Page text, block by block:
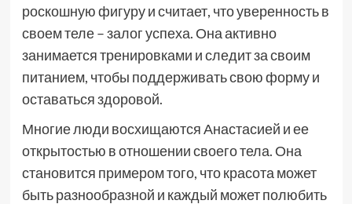
роскошную фигуру и считает, что уверенность в
своем теле – залог успеха. Она активно
занимается тренировками и следит за своим
питанием, чтобы поддерживать свою форму и
оставаться здоровой.
Многие люди восхищаются Анастасией и ее
открытостью в отношении своего тела. Она
становится примером того, что красота может
быть разнообразной и каждый может полюбить